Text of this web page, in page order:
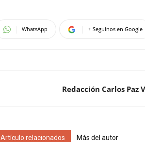
WhatsApp + Seguinos en Google
Redacción Carlos Paz
Artículo relacionados Más del autor